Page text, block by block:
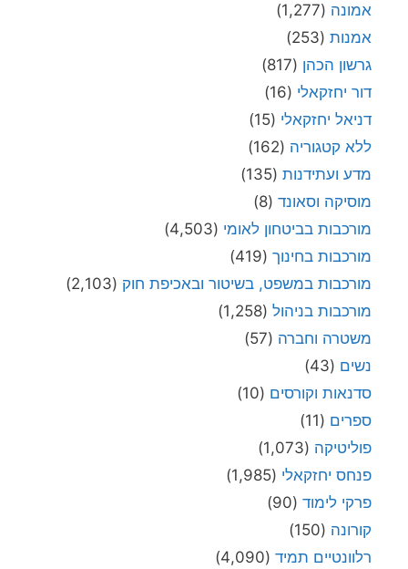
אמונה (1,277)
אמנות (253)
גרשון הכהן (817)
דור יחזקאלי (16)
דניאל יחזקאלי (15)
ללא קטגוריה (162)
מדע ועתידנות (135)
מוסיקה וסאונד (8)
מורכבות בביטחון לאומי (4,503)
מורכבות בחינוך (419)
מורכבות במשפט, בשיטור ובאכיפת חוק (2,103)
מורכבות בניהול (1,258)
משטרה וחברה (57)
נשים (43)
סדנאות וקורסים (10)
ספרים (11)
פוליטיקה (1,073)
פנחס יחזקאלי (1,985)
פרקי לימוד (90)
קורונה (150)
רלוונטיים תמיד (4,090)